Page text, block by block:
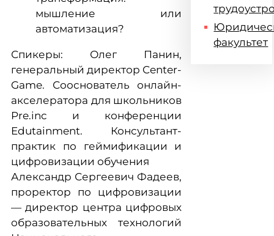
мышление или
автоматизация?
Спикеры: Олег Панин,
генеральный директор Center-
Game. Сооснователь онлайн-
акселератора для школьников
Pre.inc и конференции
Edutainment. Консультант-
практик по геймификации и
цифровизации обучения
Александр Сергеевич Фадеев,
проректор по цифровизации
— директор центра цифровых
образовательных технологий
факультет